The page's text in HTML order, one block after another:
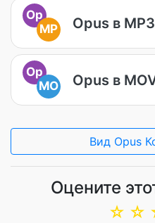
Op
MP
Opus в MP3
Op
MO
Opus в
Вид Opus
Оцените
☆
☆